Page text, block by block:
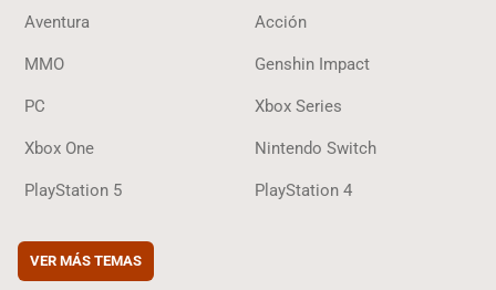
Aventura Acción
MMO Genshin Impact
PC Xbox Series
Xbox One Nintendo Switch
PlayStation 5 PlayStation 4
VER MÁS TEMAS